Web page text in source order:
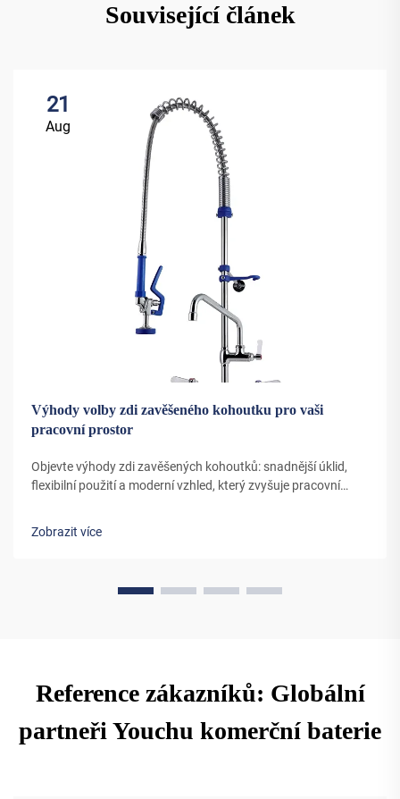
Související článek
21
Aug
Výhody volby zdi zavěšeného kohoutku pro vaši
pracovní prostor
Objevte výhody zdi zavěšených kohoutků: snadnější úklid,
flexibilní použití a moderní vzhled, který zvyšuje pracovní
Zobrazit více
Reference zákazníků: Globální
partneři Youchu komerční baterie